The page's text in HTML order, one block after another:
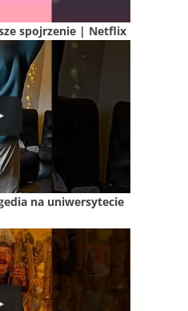
spojrzenie | Netflix
na uniwersytecie